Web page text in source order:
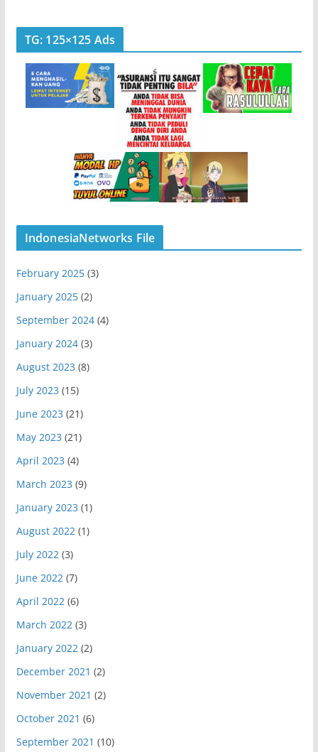
TG: 125×125 Ads
IndonesiaNetworks File
February 2025(3)
January 2025(2)
September 2024(4)
January 2024(3)
August 2023 (8)
July 2023 (15)
June 2023 (21)
May 2023 (21)
April 2023 (4)
March 2023 (9)
January 2023 (1)
August 2022 (1)
July 2022 (3)
June 2022 (7)
April 2022 (6)
March 2022 (3)
January 2022 (2)
December 2021 (2)
November 2021 (2)
October 2021 (6)
September 2021 (10)